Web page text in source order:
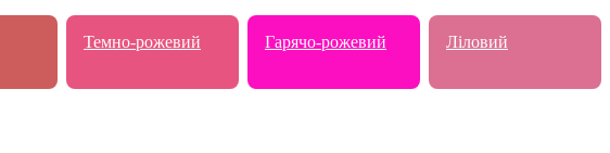
Темно-рожевий Гарячо-рожевий Ліловий